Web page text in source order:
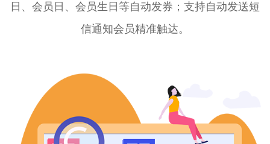
日、会员日、会员生日等自动发券；支持自动发送短
信通知会员精准触达。